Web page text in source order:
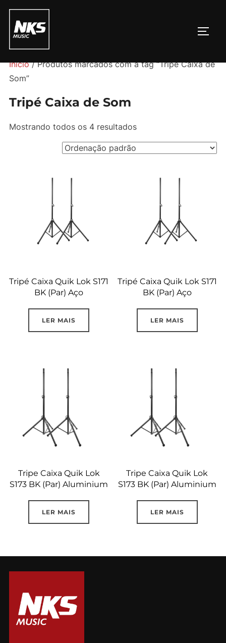
Pular
para
conteúdo
Início/ Produtos marcados com a tag “Tripé Caixa de
Som”
Tripé Caixa de Som
Mostrando todos os 4 resultados
Tripé Caixa Quik Lok S171
BK (Par) Aço
LER MAIS
Tripé Caixa Quik Lok S171
BK (Par) Aço
LER MAIS
Tripe Caixa Quik Lok
S173 BK (Par) Aluminium
LER MAIS
Tripe Caixa Quik Lok
S173 BK (Par) Aluminium
LER MAIS